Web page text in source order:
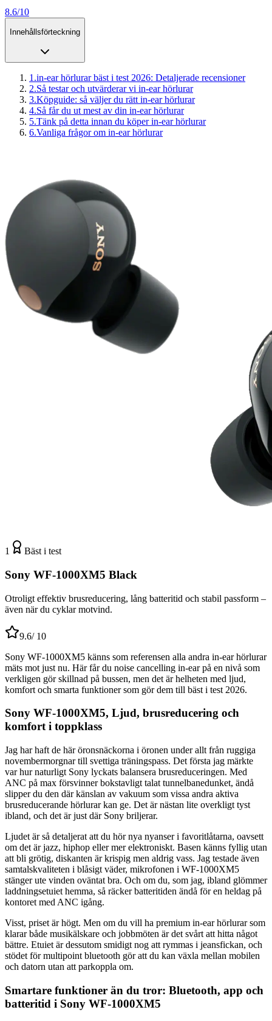
8.6/10
Innehållsförteckning
1 .in-ear hörlurar bäst i test 2026: Detaljerade recensioner
2.Så testar och utvärderar vi in-ear hörlurar
3.Köpguide: så väljer du rätt in-ear hörlurar
4.Så får du ut mest av din in-ear hörlurar
5.Tänk på detta innan du köper in-ear hörlurar
6.Vanliga frågor om in-ear hörlurar
1 Bäst i test
Sony WF-1000XM5 Black
Otroligt effektiv brusreducering, lång batteritid och stabil passform –
även när du cyklar motvind.
9.6/ 10
Sony WF-1000XM5 känns som referensen alla andra in-ear hörlurar
mäts mot just nu. Här får du noise cancelling in-ear på en nivå som
verkligen gör skillnad på bussen, men det är helheten med ljud,
komfort och smarta funktioner som gör dem till bäst i test 2026.
Sony WF-1000XM5, Ljud, brusreducering och
komfort i toppklass
Jag har haft de här öronsnäckorna i öronen under allt från ruggiga
novembermorgnar till svettiga träningspass. Det första jag märkte
var hur naturligt Sony lyckats balansera brusreduceringen. Med
ANC på max försvinner bokstavligt talat tunnelbanedunket, ändå
slipper du den där känslan av vakuum som vissa andra aktiva
brusreducerande hörlurar kan ge. Det är nästan lite overkligt tyst
ibland, och det är just där Sony briljerar.
Ljudet är så detaljerat att du hör nya nyanser i favoritlåtarna, oavsett
om det är jazz, hiphop eller mer elektroniskt. Basen känns fyllig utan
att bli grötig, diskanten är krispig men aldrig vass. Jag testade även
samtalskvaliteten i blåsigt väder, mikrofonen i WF-1000XM5
stänger ute vinden oväntat bra. Och om du, som jag, ibland glömmer
laddningsetuiet hemma, så räcker batteritiden ändå för en heldag på
kontoret med ANC igång.
Visst, priset är högt. Men om du vill ha premium in-ear hörlurar som
klarar både musikälskare och jobbmöten är det svårt att hitta något
bättre. Etuiet är dessutom smidigt nog att rymmas i jeansfickan, och
stödet för multipoint bluetooth gör att du kan växla mellan mobilen
och datorn utan att parkoppla om.
Smartare funktioner än du tror: Bluetooth, app och
batteritid i Sony WF-1000XM5